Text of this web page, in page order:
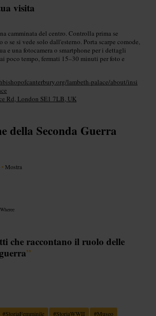
visita
camminata del centro. Controlla prima se
o se si vede solo dall'esterno. Porta scarpe comode,
e una fotocamera o smartphone per i dettagli
poco tempo, fermati 15–30 minuti per foto e
lambeth-palace/about/insi
Rd, London SE1 7LB, UK
della Seconda Guerra
• Mostra
Wheree
che raccontano il ruolo delle
”
#StoriaFemminile #StoriaWWII #Museo